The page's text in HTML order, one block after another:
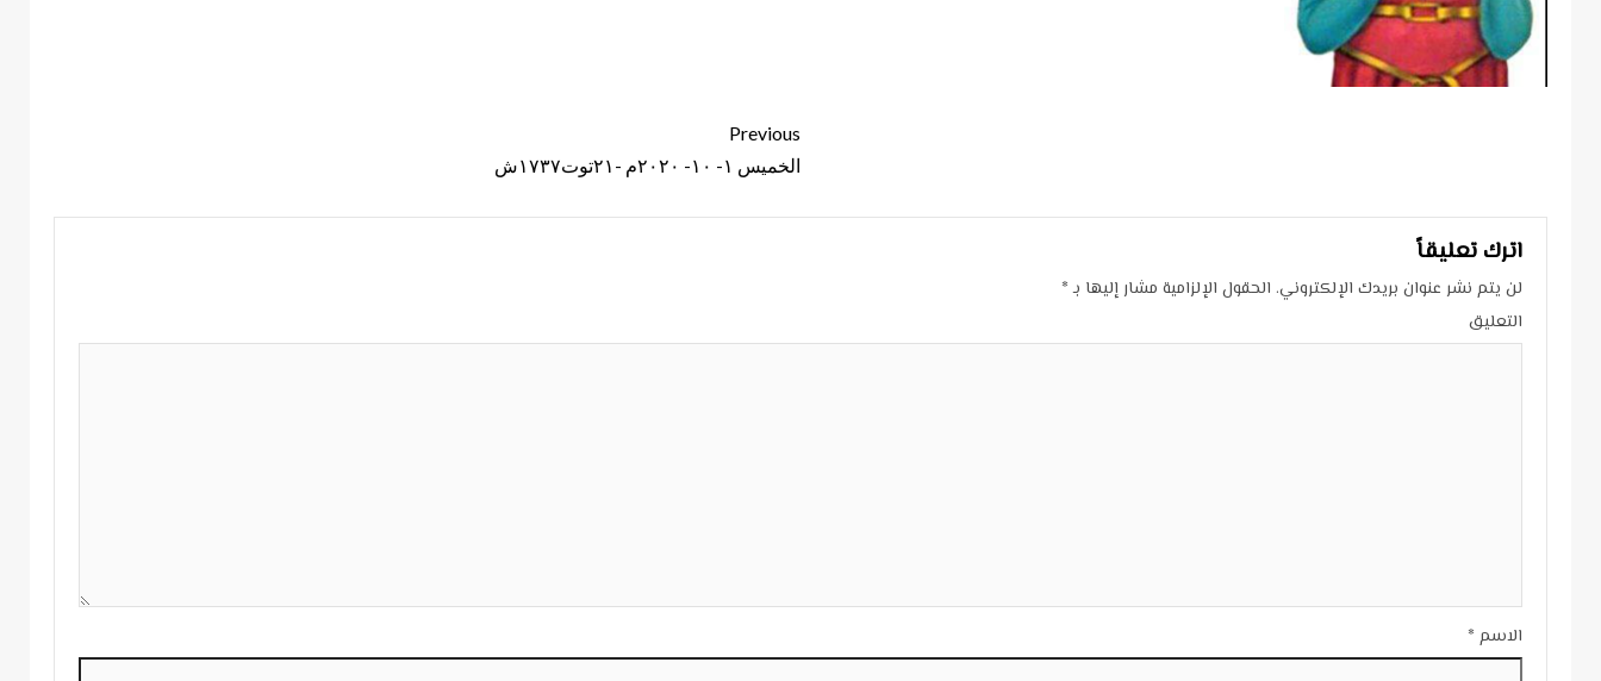
Previous
الخميس ١- ١٠- ٢٠٢٠م -٢١توت١٧٣٧ش
اترك تعليقاً
لن يتم نشر عنوان بريدك الإلكتروني. الحقول الإلزامية مشار إليها بـ*
التعليق
الاسم *